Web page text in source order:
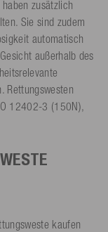
zusätzlich
Sie sind zudem
automatisch
außerhalb des
Rettungswesten
12402-3 (150N),
kaufen